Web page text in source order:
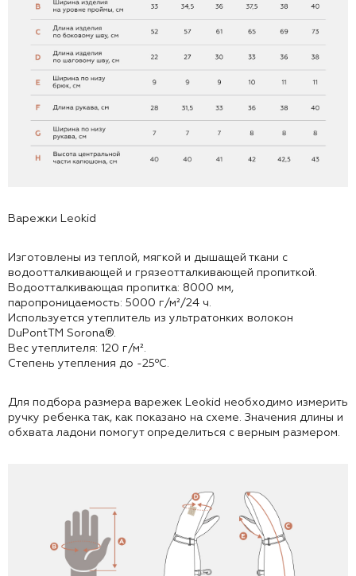
Варежки Leokid
Изготовлены из теплой, мягкой и дышащей ткани с
водоотталкивающей и грязеотталкивающей пропиткой.
Водоотталкивающая пропитка: 8000 мм,
паропроницаемость: 5000 г/м²/24 ч.
Используется утеплитель из ультратонких волокон
DuPontTM Sorona®.
Вес утеплителя: 120 г/м².
Степень утепления до -25⁰С.
Для подбора размера варежек Leokid необходимо измерить
ручку ребенка так, как показано на схеме. Значения длины и
обхвата ладони помогут определиться с верным размером.